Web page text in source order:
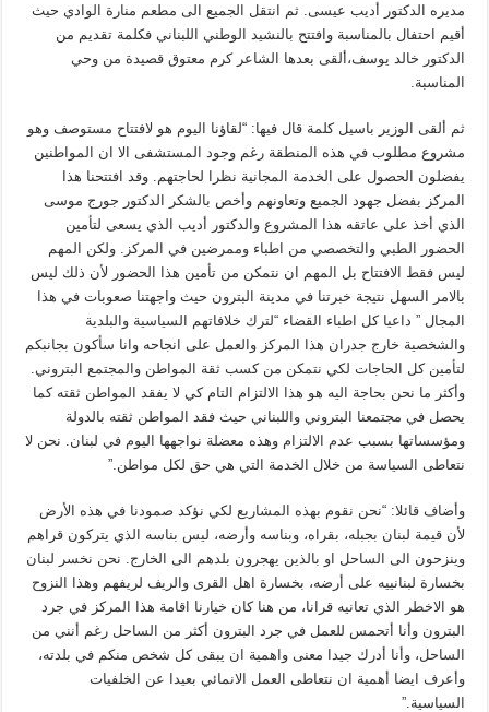
مديره الدكتور أديب عيسى. ثم انتقل الجميع الى مطعم منارة الوادي حيث
أقيم احتفال بالمناسبة وافتتح بالنشيد الوطني اللبناني فكلمة تقديم من
الدكتور خالد يوسف،ألقى بعدها الشاعر كرم معتوق قصيدة من وحي
المناسبة.
ثم ألقى الوزير باسيل كلمة قال فيها: “لقاؤنا اليوم هو لافتتاح مستوصف وهو
مشروع مطلوب في هذه المنطقة رغم وجود المستشفى الا ان المواطنين
يفضلون الحصول على الخدمة المجانية نظرا لحاجتهم. وقد افتتحنا هذا
المركز بفضل جهود الجميع وتعاونهم وأخص بالشكر الدكتور جورج موسى
الذي أخذ على عاتقه هذا المشروع والدكتور أديب الذي يسعى لتأمين
الحضور الطبي والتخصصي من اطباء وممرضين في المركز. ولكن المهم
ليس فقط الافتتاح بل المهم ان نتمكن من تأمين هذا الحضور لأن ذلك ليس
بالامر السهل نتيجة خبرتنا في مدينة البترون حيث واجهتنا صعوبات في هذا
المجال ” داعيا كل اطباء القضاء “لترك خلافاتهم السياسية والبلدية
والشخصية خارج جدران هذا المركز والعمل على انجاحه وانا سأكون بجانبكم
لتأمين كل الحاجات لكي نتمكن من كسب ثقة المواطن والمجتمع البتروني.
وأكثر ما نحن بحاجة اليه هو هذا الالتزام التام كي لا يفقد المواطن ثقته كما
يحصل في مجتمعنا البتروني واللبناني حيث فقد المواطن ثقته بالدولة
ومؤسساتها بسبب عدم الالتزام وهذه معضلة نواجهها اليوم في لبنان. نحن لا
نتعاطى السياسة من خلال الخدمة التي هي حق لكل مواطن.”
وأضاف قائلا: “نحن نقوم بهذه المشاريع لكي نؤكد صمودنا في هذه الأرض
لأن قيمة لبنان بجبله، بقراه، وبناسه وأرضه، ليس بناسه الذي يتركون قراهم
وينزحون الى الساحل او بالذين يهجرون بلدهم الى الخارج. نحن نخسر لبنان
بخسارة لبنانييه على أرضه، بخسارة اهل القرى والريف لريفهم وهذا النزوح
هو الاخطر الذي تعانيه قرانا، من هنا كان خيارنا اقامة هذا المركز في جرد
البترون وأنا أتحمس للعمل في جرد البترون أكثر من الساحل رغم أنني من
الساحل، وأنا أدرك جيدا معنى واهمية ان يبقى كل شخص منكم في بلدته،
وأعرف ايضا أهمية ان نتعاطى العمل الانمائي بعيدا عن الخلفيات
السياسية.”